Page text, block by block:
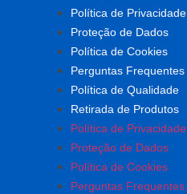
Política de Privacidade
Proteção de Dados
Política de Cookies
Perguntas Frequentes
Política de Qualidade
Retirada de Produtos
Política de Privacidade
Proteção de Dados
Política de Cookies
Perguntas Frequentes